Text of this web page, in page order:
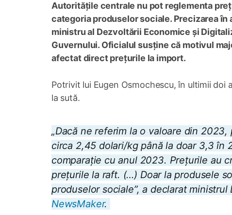
Autoritățile centrale nu pot reglementa
categoria produselor sociale. Precizarea în
ministru al Dezvoltării Economice și
Guvernului. Oficialul susține că motivul
afectat direct prețurile la import.
Potrivit lui Eugen Osmochescu, în ultimii
la sută.
„Dacă ne referim la o valoare din
circa 2,45 dolari/kg până la doar 3,3 în
comparație cu anul 2023. Prețurile au
prețurile la raft. (…) Doar la produsele
produselor sociale”, a declarat
NewsMaker.